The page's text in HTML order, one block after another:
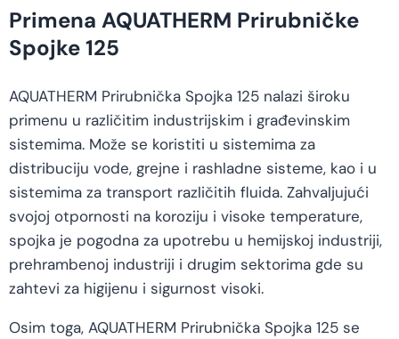
Primena AQUATHERM Prirubničke
Spojke 125
AQUATHERM Prirubnička Spojka 125 nalazi široku
primenu u različitim industrijskim i građevinskim
sistemima. Može se koristiti u sistemima za
distribuciju vode, grejne i rashladne sisteme, kao i u
sistemima za transport različitih fluida. Zahvaljujući
svojoj otpornosti na koroziju i visoke temperature,
spojka je pogodna za upotrebu u hemijskoj industriji,
prehrambenoj industriji i drugim sektorima gde su
zahtevi za higijenu i sigurnost visoki.
Osim toga, AQUATHERM Prirubnička Spojka 125 se